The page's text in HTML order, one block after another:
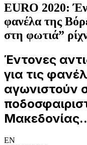
EURO 2020:
φανέλα της
στη φωτιά”
Έντονες
για τις
αγωνιστούν
EN